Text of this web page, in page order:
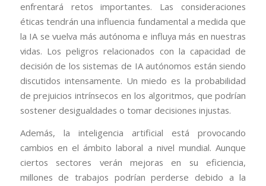
enfrentará retos importantes. Las consideraciones
éticas tendrán una influencia fundamental a medida que
la IA se vuelva más autónoma e influya más en nuestras
vidas. Los peligros relacionados con la capacidad de
decisión de los sistemas de IA autónomos están siendo
discutidos intensamente. Un miedo es la probabilidad
de prejuicios intrínsecos en los algoritmos, que podrían
sostener desigualdades o tomar decisiones injustas.
Además, la inteligencia artificial está provocando
cambios en el ámbito laboral a nivel mundial. Aunque
ciertos sectores verán mejoras en su eficiencia,
millones de trabajos podrían perderse debido a la